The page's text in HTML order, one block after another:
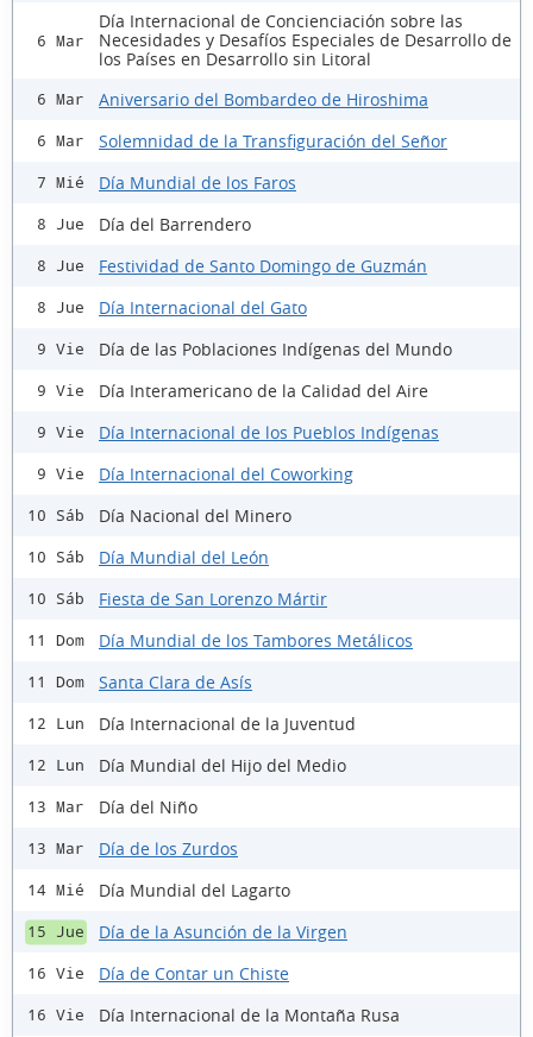
6 Mar
Día Internacional de Concienciación sobre las
Necesidades y Desafíos Especiales de Desarrollo de
los Países en Desarrollo sin Litoral
6 Mar Aniversario del Bombardeo de Hiroshima
6 Mar Solemnidad de la Transfiguración del Señor
7 Mié Día Mundial de los Faros
8 Jue Día del Barrendero
8 Jue Festividad de Santo Domingo de Guzmán
8 Jue Día Internacional del Gato
9 Vie Día de las Poblaciones Indígenas del Mundo
9 Vie Día Interamericano de la Calidad del Aire
9 Vie Día Internacional de los Pueblos Indígenas
9 Vie Día Internacional del Coworking
10 Sáb Día Nacional del Minero
10 Sáb Día Mundial del León
10 Sáb Fiesta de San Lorenzo Mártir
11 Dom Día Mundial de los Tambores Metálicos
11 Dom Santa Clara de Asís
12 Lun Día Internacional de la Juventud
12 Lun Día Mundial del Hijo del Medio
13 Mar Día del Niño
13 Mar Día de los Zurdos
14 Mié Día Mundial del Lagarto
15 Jue Día de la Asunción de la Virgen
16 Vie Día de Contar un Chiste
16 Vie Día Internacional de la Montaña Rusa